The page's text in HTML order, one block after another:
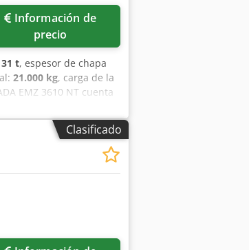
precio
31 t, espesor de chapa
21.000 kg, carga de la
EMZ 3610 NT cuenta
mm en el eje Y.
1000 golpes por
la máquina AMADA
más detalles. •
reposicionamiento:
160 kg • Velocidad
Izspfx Aiuokr •
de indexación
carreras/min • Peso de
Clasificado